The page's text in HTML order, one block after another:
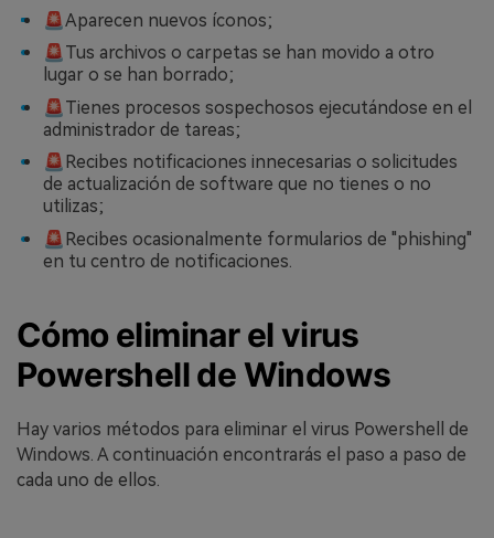
🚨Aparecen nuevos íconos;
🚨Tus archivos o carpetas se han movido a otro
lugar o se han borrado;
🚨Tienes procesos sospechosos ejecutándose en el
administrador de tareas;
🚨Recibes notificaciones innecesarias o solicitudes
de actualización de software que no tienes o no
utilizas;
🚨Recibes ocasionalmente formularios de "phishing"
en tu centro de notificaciones.
Cómo eliminar el virus
Powershell de Windows
Hay varios métodos para eliminar el virus Powershell de
Windows. A continuación encontrarás el paso a paso de
cada uno de ellos.